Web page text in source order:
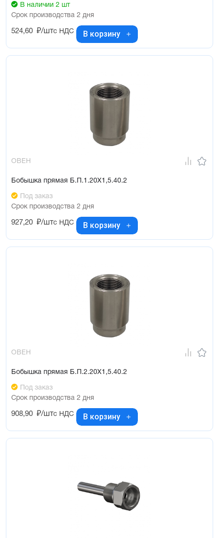
В наличии 2 шт
Срок производства 2 дня
524,60 ₽/штс НДС В корзину
ОВЕН
Бобышка прямая Б.П.1.20Х1,5.40.2
Под заказ
Срок производства 2 дня
927,20 ₽/штс НДС В корзину
ОВЕН
Бобышка прямая Б.П.2.20Х1,5.40.2
Под заказ
Срок производства 2 дня
908,90 ₽/штс НДС В корзину